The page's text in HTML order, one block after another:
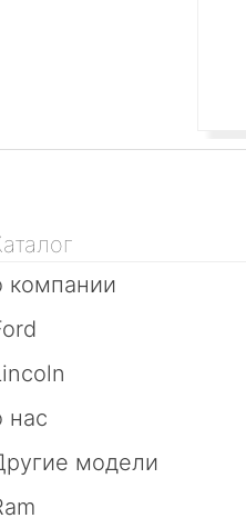
компании
нас
модели
я даю